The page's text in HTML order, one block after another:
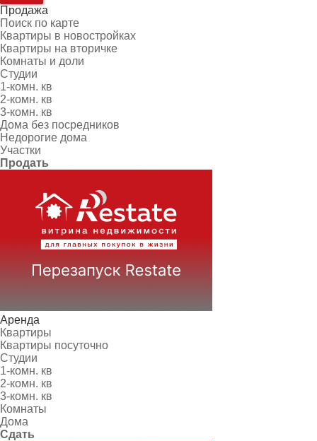
Продажа
Поиск по карте
Квартиры в новостройках
Квартиры на вторичке
Комнаты и доли
Студии
1-комн. кв
2-комн. кв
3-комн. кв
Дома без посредников
Недорогие дома
Участки
Продать
Аренда
Квартиры
Квартиры посуточно
Студии
1-комн. кв
2-комн. кв
3-комн. кв
Комнаты
Дома
Сдать